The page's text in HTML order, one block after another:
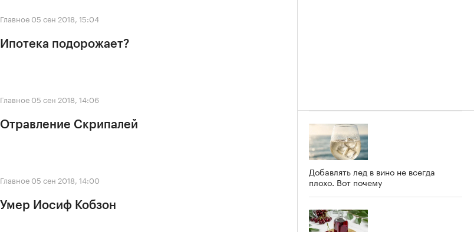
Главное 05 сен 2018, 15:04
Ипотека подорожает?
Главное 05 сен 2018, 14:06
Отравление Скрипалей
Главное 05 сен 2018, 14:00
Умер Иосиф Кобзон
Добавлять лед в вино не всегда
плохо. Вот почему